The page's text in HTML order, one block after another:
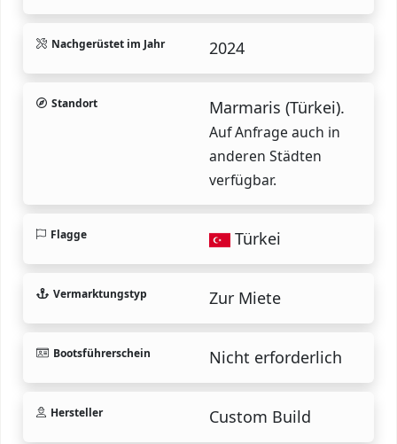
Nachgerüstet im Jahr 2024
Standort Marmaris (Türkei).
Auf Anfrage auch in
anderen Städten
verfügbar.
Flagge Türkei
Vermarktungstyp Zur Miete
Bootsführerschein Nicht erforderlich
Hersteller Custom Build